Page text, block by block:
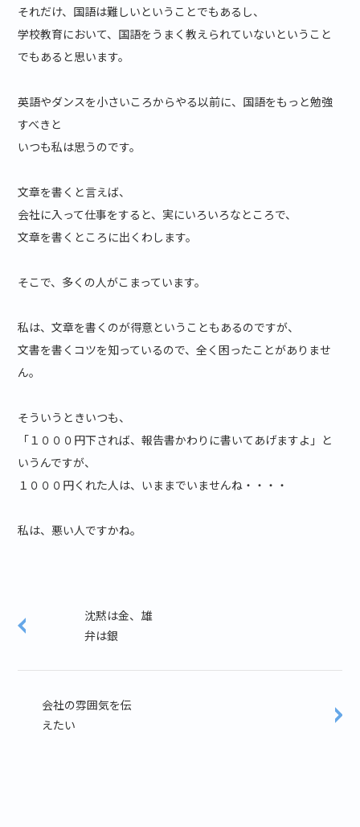
それだけ、国語は難しいということでもあるし、
学校教育において、国語をうまく教えられていないということ
でもあると思います。
英語やダンスを小さいころからやる以前に、国語をもっと勉強
すべきと
いつも私は思うのです。
文章を書くと言えば、
会社に入って仕事をすると、実にいろいろなところで、
文章を書くところに出くわします。
そこで、多くの人がこまっています。
私は、文章を書くのが得意ということもあるのですが、
文書を書くコツを知っているので、全く困ったことがありませ
ん。
そういうときいつも、
「１０００円下されば、報告書かわりに書いてあげますよ」と
いうんですが、
１０００円くれた人は、いままでいませんね・・・・
私は、悪い人ですかね。
沈黙は金、雄
弁は銀
会社の雰囲気を伝
えたい